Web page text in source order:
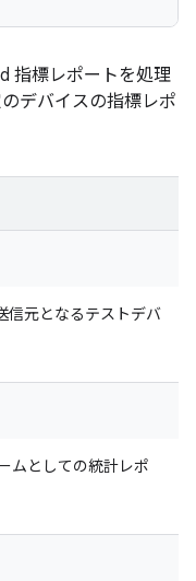
指標レポートを処理
デバイスの指標レポ
元となるテストデバ
ムとしての統計レポ